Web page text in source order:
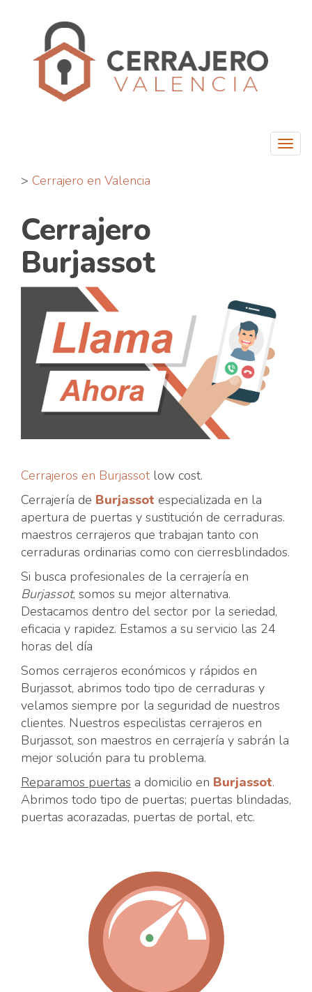
> Cerrajero en Valencia
Cerrajero
Burjassot
Cerrajeros en Burjassot low cost.
Cerrajería de Burjassot especializada en la
apertura de puertas y sustitución de cerraduras.
maestros cerrajeros que trabajan tanto con
cerraduras ordinarias como con cierresblindados.
Si busca profesionales de la cerrajería en
Burjassot, somos su mejor alternativa.
Destacamos dentro del sector por la seriedad,
eficacia y rapidez. Estamos a su servicio las 24
horas del día
Somos cerrajeros económicos y rápidos en
Burjassot, abrimos todo tipo de cerraduras y
velamos siempre por la seguridad de nuestros
clientes. Nuestros especilistas cerrajeros en
Burjassot, son maestros en cerrajería y sabrán la
mejor solución para tu problema.
Reparamos puertas a domicilio en Burjassot.
Abrimos todo tipo de puertas; puertas blindadas,
puertas acorazadas, puertas de portal, etc.